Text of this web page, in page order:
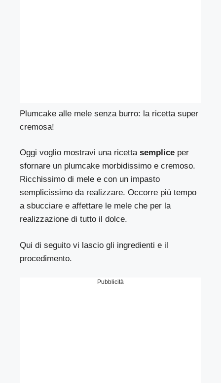
Plumcake alle mele senza burro: la ricetta super
cremosa!
Oggi voglio mostravi una ricettasemplice ​ per
sfornare un plumcake morbidissimo e cremoso.
Ricchissimo di mele e con un impasto
semplicissimo da realizzare. Occorre più tempo
a sbucciare e affettare le mele che per la
realizzazione di tutto il dolce.
Qui di seguito vi lascio gli ingredienti e il
procedimento.
Pubblicità